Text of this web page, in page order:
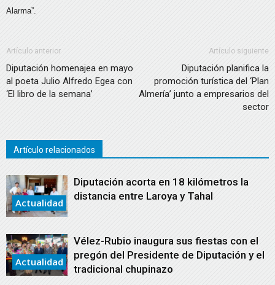
Alarma”.
Artículo anterior
Diputación homenajea en mayo
al poeta Julio Alfredo Egea con
‘El libro de la semana’
Artículo siguiente
Diputación planifica la
promoción turística del ‘Plan
Almería’ junto a empresarios del
sector
Artículo relacionados
Actualidad
Diputación acorta en 18 kilómetros la
distancia entre Laroya y Tahal
Actualidad
Vélez-Rubio inaugura sus fiestas con el
pregón del Presidente de Diputación y el
tradicional chupinazo